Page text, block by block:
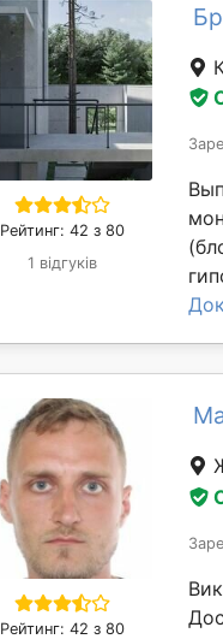
Рейтинг: 42 з 80
1 відгуків
Рейтинг: 42 з 80